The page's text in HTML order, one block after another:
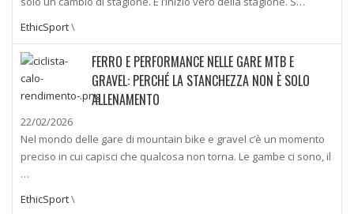
EthicSport\
FERRO E PERFORMANCE NELLE GARE MTB E
GRAVEL: PERCHÉ LA STANCHEZZA NON È SOLO
ALLENAMENTO
22/02/2026
Nel mondo delle gare di mountain bike e gravel c’è un momento
preciso in cui capisci che qualcosa non torna. Le gambe ci sono, il
…
EthicSport\